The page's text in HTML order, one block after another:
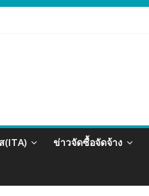
(ITA) ข่าวจัดซื้อจัดจ้าง